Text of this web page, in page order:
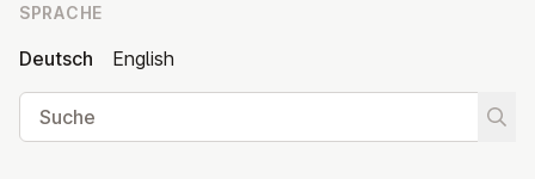
SPRACHE
Deutsch
English
Suche